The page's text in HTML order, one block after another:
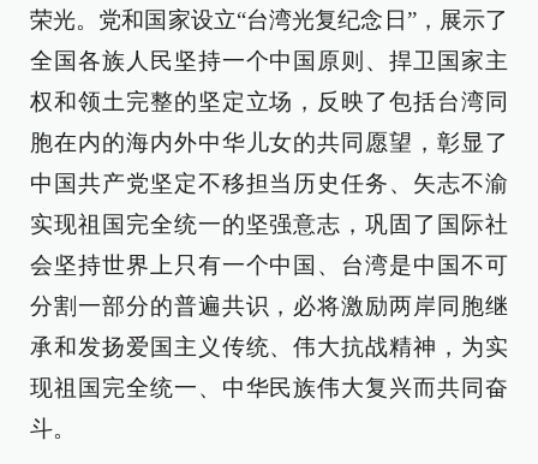
荣光。党和国家设立“台湾光复纪念日”，展示了
全国各族人民坚持一个中国原则、捍卫国家主
权和领土完整的坚定立场，反映了包括台湾同
胞在内的海内外中华儿女的共同愿望，彰显了
中国共产党坚定不移担当历史任务、矢志不渝
实现祖国完全统一的坚强意志，巩固了国际社
会坚持世界上只有一个中国、台湾是中国不可
分割一部分的普遍共识，必将激励两岸同胞继
承和发扬爱国主义传统、伟大抗战精神，为实
现祖国完全统一、中华民族伟大复兴而共同奋
斗。